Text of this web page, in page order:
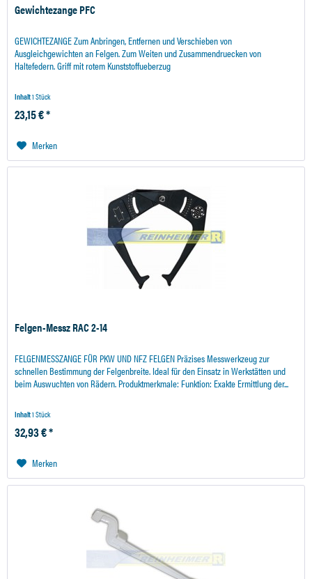
Gewichtezange PFC
GEWICHTEZANGE Zum Anbringen, Entfernen und Verschieben von
Ausgleichgewichten an Felgen. Zum Weiten und Zusammendruecken von
Haltefedern. Griff mit rotem Kunststoffueberzug
Inhalt1 Stück
23,15 € *
Merken
Felgen-Messz RAC 2-14
FELGENMESSZANGE FÜR PKW UND NFZ FELGEN Präzises Messwerkzeug zur
schnellen Bestimmung der Felgenbreite. Ideal für den Einsatz in Werkstätten und
beim Auswuchten von Rädern. Produktmerkmale: Funktion: Exakte Ermittlung der...
Inhalt1 Stück
32,93 € *
Merken